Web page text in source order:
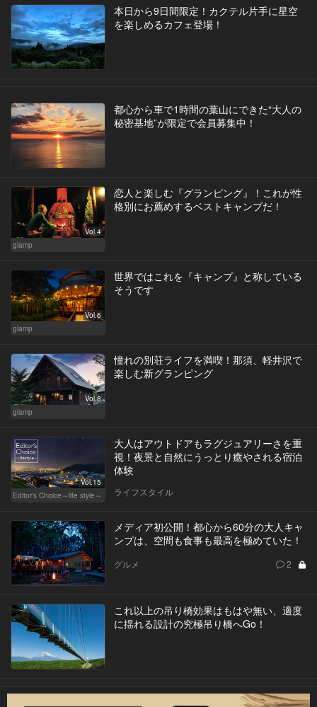
本日から9日間限定！カクテル片手に星空
を楽しめるカフェ登場！
都心から車で1時間の葉山にできた“大人の
秘密基地”が限定で会員募集中！
Vol.4
glamp
恋人と楽しむ『グランピング』！これが性
格別にお薦めするベストキャンプだ！
Vol.6
glamp
世界ではこれを『キャンプ』と称している
そうです
Vol.8
glamp
憧れの別荘ライフを満喫！那須、軽井沢で
楽しむ新グランピング
Vol.15
Editor's Choice～life style～
大人はアウトドアもラグジュアリーさを重
視！夜景と自然にうっとり癒やされる宿泊
体験
ライフスタイル
メディア初公開！都心から60分の大人キャ
ンプは、空間も食事も最高を極めていた！
グルメ 2
これ以上の吊り橋効果はもはや無い、適度
に揺れる設計の究極吊り橋へGo！